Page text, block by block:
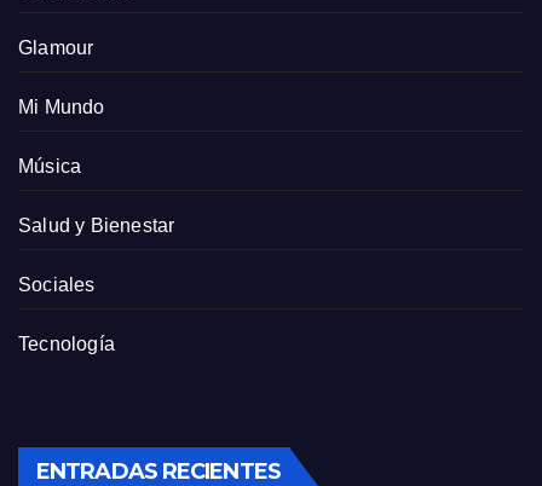
Glamour
Mi Mundo
Música
Salud y Bienestar
Sociales
Tecnología
ENTRADAS RECIENTES